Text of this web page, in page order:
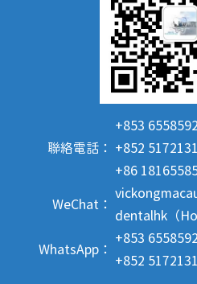
聯絡電話：
+853
+852
+86
WeChat：
dentalhk（
WhatsApp：
+853
+852